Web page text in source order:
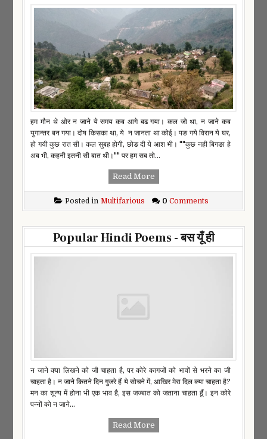
हम मौन थे ओर न जाने ये समय कब आगे बढ गया। कल जो था, न जाने कब
युगान्तर बन गया। दोष किसका था, ये न जानता था कोई। पङ गये विरान ये घर,
हो गयी कुछ रात सी। कल सुबह होगी, छोङ दी ये आश भी। ""कुछ नही बिगङा हे
अब भी, कहनी इतनी सी बात थी।"" पर हम सब तो...
Read More
Posted in Multifarious 0 Comments
Popular Hindi Poems - बस यूँ ही
न जाने क्या लिखने को जी चाहता है, पर कोरे कागजों को भावों से भरने का जी
चाहता है। न जाने कितने दिन गुजरे हैं ये सोचने में, आखिर मेरा दिल क्या चाहता है?
मन का शून्य में होना भी एक भाव है, इस जज्बात को जताना चाहता हूँ। इन कोरे
पन्नों को न जाने...
Read More